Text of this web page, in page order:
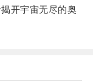
开宇宙无尽的奥